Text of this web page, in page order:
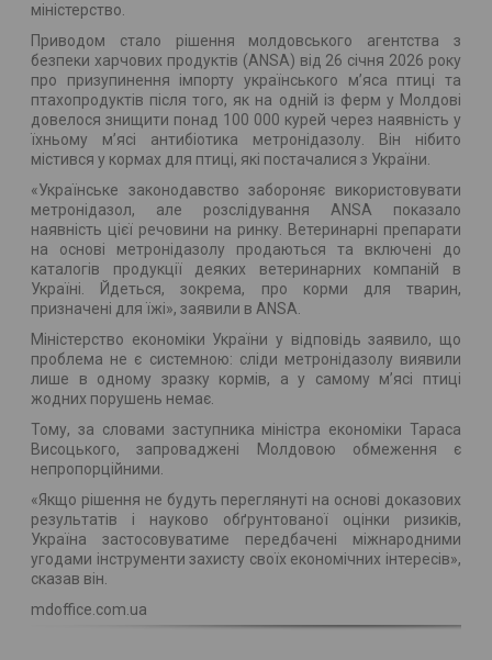
міністерство.
Приводом стало рішення молдовського агентства з
безпеки харчових продуктів (ANSA) від 26 січня 2026 року
про призупинення імпорту українського м’яса птиці та
птахопродуктів після того, як на одній із ферм у Молдові
довелося знищити понад 100 000 курей через наявність у
їхньому м’ясі антибіотика метронідазолу. Він нібито
містився у кормах для птиці, які постачалися з України.
«Українське законодавство забороняє використовувати
метронідазол, але розслідування ANSA показало
наявність цієї речовини на ринку. Ветеринарні препарати
на основі метронідазолу продаються та включені до
каталогів продукції деяких ветеринарних компаній в
Україні. Йдеться, зокрема, про корми для тварин,
призначені для їжі», заявили в ANSA.
Міністерство економіки України у відповідь заявило, що
проблема не є системною: сліди метронідазолу виявили
лише в одному зразку кормів, а у самому м’ясі птиці
жодних порушень немає.
Тому, за словами заступника міністра економіки Тараса
Висоцького, запроваджені Молдовою обмеження є
непропорційними.
«Якщо рішення не будуть переглянуті на основі доказових
результатів і науково обґрунтованої оцінки ризиків,
Україна застосовуватиме передбачені міжнародними
угодами інструменти захисту своїх економічних інтересів»,
сказав він.
mdoffice.com.ua